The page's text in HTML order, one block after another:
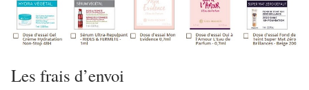
Les frais d’envoi